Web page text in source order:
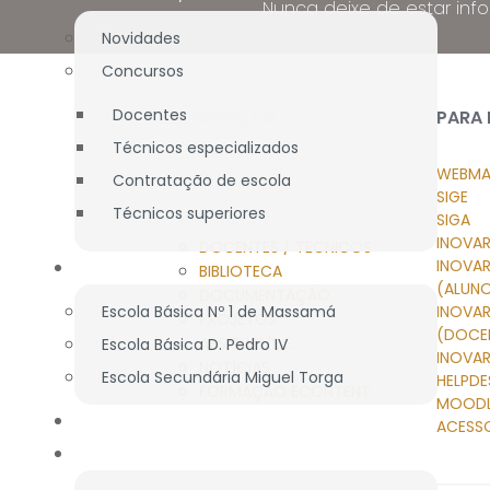
Novidades
Concursos
Docentes
Técnicos especializados
Contratação de escola
Técnicos superiores
Escola Básica Nº 1 de Massamá
Escola Básica D. Pedro IV
Escola Secundária Miguel Torga
Nunca deixe de estar
NAVEGAÇÃO
AGRUPAMENTO
ALUNOS / E.E.
DOCENTES / TÉCNICOS
BIBLIOTECA
PROJETOS
ASS. PAIS/E.E.
NOTÍCIAS
FORMAÇÃO ECONTENT
PARA
SIGE
SIGA